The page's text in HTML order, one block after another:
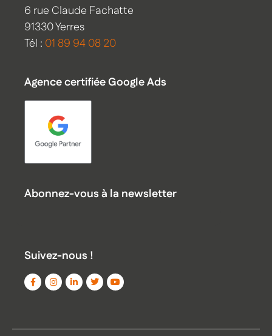
6 rue Claude Fachatte
91330 Yerres
Tél : 01 89 94 08 20
Agence certifiée Google Ads
Abonnez-vous à la newsletter
Suivez-nous !